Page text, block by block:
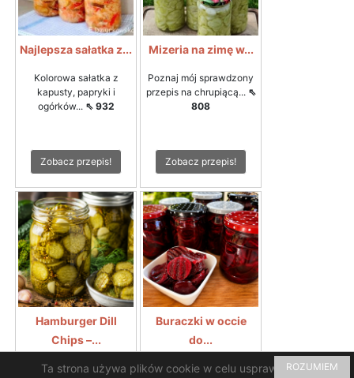
Najlepsza sałatka z...
Kolorowa sałatka z
kapusty, papryki i
ogórków... ⇖ 932
Zobacz przepis!
Mizeria na zimę w...
Poznaj mój sprawdzony
przepis na chrupiącą... ⇖
808
Zobacz przepis!
Hamburger Dill
Chips –...
Hamburger Dill Chips –
Buraczki w occie
do...
Bardzo takie lubię
Ta strona używa plików cookie w celu usprawnienia iROZUMIEM